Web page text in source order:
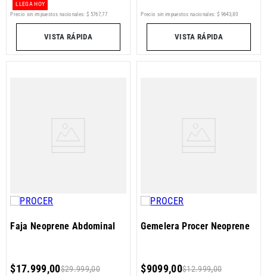
LLEGA HOY
Precio sin impuestos nacionales: $ 5767,77
VISTA RÁPIDA
Precio sin impuestos nacionales: $ 9643,80
VISTA RÁPIDA
Faja Neoprene Abdominal
$17.999,00$29.999,00
Gemelera Procer Neoprene
$9099,00$12.999,00